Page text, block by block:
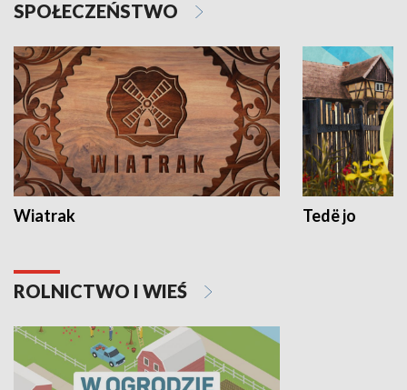
SPOŁECZEŃSTWO
Wiatrak Tedë jo
ROLNICTWO I WIEŚ